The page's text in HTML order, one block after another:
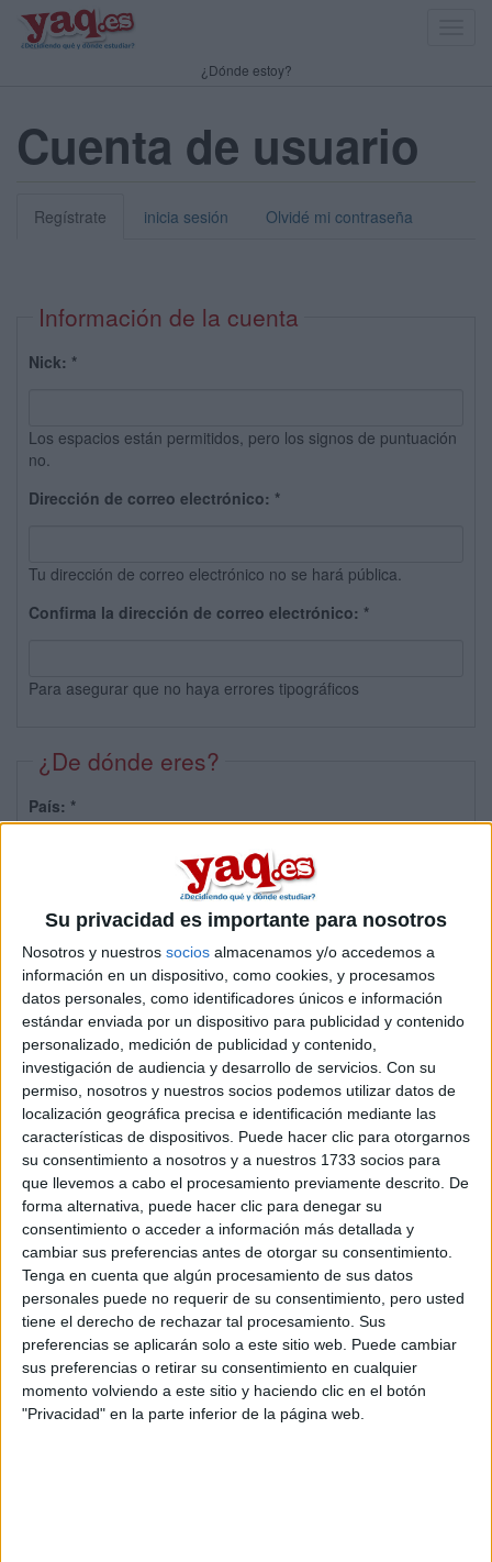
Su privacidad es importante para nosotros
Nosotros y nuestros socios almacenamos y/o accedemos a
información en un dispositivo, como cookies, y procesamos
datos personales, como identificadores únicos e información
estándar enviada por un dispositivo para publicidad y contenido
personalizado, medición de publicidad y contenido,
investigación de audiencia y desarrollo de servicios. Con su
permiso, nosotros y nuestros socios podemos utilizar datos de
localización geográfica precisa e identificación mediante las
características de dispositivos. Puede hacer clic para otorgarnos
su consentimiento a nosotros y a nuestros 1733 socios para
que llevemos a cabo el procesamiento previamente descrito. De
forma alternativa, puede hacer clic para denegar su
consentimiento o acceder a información más detallada y
cambiar sus preferencias antes de otorgar su consentimiento.
Tenga en cuenta que algún procesamiento de sus datos
personales puede no requerir de su consentimiento, pero usted
tiene el derecho de rechazar tal procesamiento. Sus
preferencias se aplicarán solo a este sitio web. Puede cambiar
sus preferencias o retirar su consentimiento en cualquier
momento volviendo a este sitio y haciendo clic en el botón
"Privacidad" en la parte inferior de la página web.
¿Dónde estoy?
Cuenta de usuario
Regístrate inicia sesión Olvidé mi contraseña
Información de la cuenta
Nick: *
Los espacios están permitidos, pero los signos de puntuación
no.
Dirección de correo electrónico: *
Tu dirección de correo electrónico no se hará pública.
Confirma la dirección de correo electrónico: *
Para asegurar que no haya errores tipográficos
¿De dónde eres?
País: *
Sobre ti
Soy:*
Chico
Chica
¿En qué año terminas (o terminaste) bachillerato o FP?
Soy estudiante de:*
Términos y Condiciones de Uso
Aceptolos Términos y Condicionesde uso*